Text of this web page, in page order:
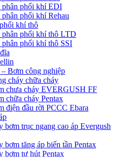
phối khí EDI
phối khí Rehau
khí thô
phối khí thô LTD
phối khí thô SSI
Bơm công nghiệp
cháy chữa cháy
chưa cháy EVERGUSH FF
chữa cháy Pentax
điện đầu rời PCCC Ebara
bơm trục ngang cao áp Evergush
bơm tăng áp biến tần Pentax
bơm tự hút Pentax